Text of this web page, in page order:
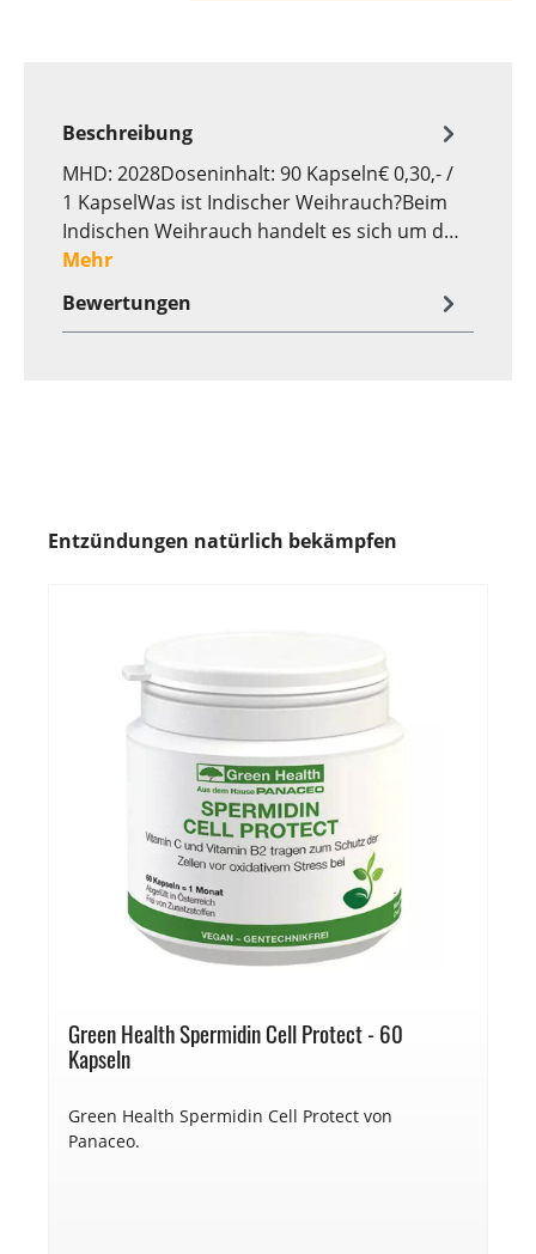
Beschreibung
MHD: 2028Doseninhalt: 90 Kapseln€ 0,30,- /
1 KapselWas ist Indischer Weihrauch?Beim
Indischen Weihrauch handelt es sich um d…
Mehr
Bewertungen
Entzündungen natürlich bekämpfen
Green Health Spermidin Cell Protect - 60
Kapseln
Green Health Spermidin Cell Protect von
Panaceo.